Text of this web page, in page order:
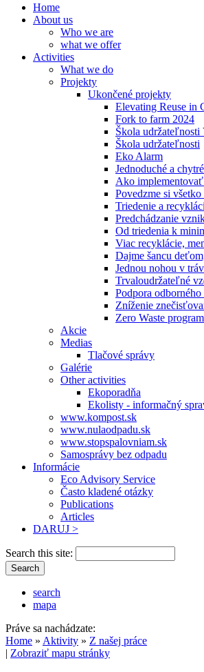
Home
About us
Who we are
what we offer
Activities
What we do
Projekty
Ukončené projekty
Elevating Reuse in
Fork to farm 2024
Škola udržateľnosti
Škola udržateľnosti
Eko Alarm
Jednoduché a
Ako
Povedzme si
Triedenie a
Predchádzanie
Od triedenia k
Viac recyklácie,
Dajme šancu
Jednou nohou v
Trvaloudržateľné
Podpora
Zníženie
Zero Waste
Akcie
Medias
Tlačové správy
Galérie
Other activities
Ekoporadňa
Ekolisty - informačný
www.kompost.sk
www.nulaodpadu.sk
www.stopspalovniam.sk
Samosprávy bez odpadu
Informácie
Eco Advisory Service
Často kladené otázky
Publications
Articles
DARUJ >
Search this site:
search
mapa
Práve sa nachádzate:
Home » Aktivity » Z našej práce
| Zobraziť mapu stránky